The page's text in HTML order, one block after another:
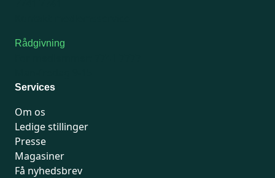
Rådgivning
Services
Om os
Ledige stillinger
Presse
Magasiner
Få nyhedsbrev